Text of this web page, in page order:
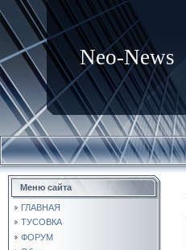
Neo-News
Меню сайта
ГЛАВНАЯ
ТУСОВКА
ФОРУМ